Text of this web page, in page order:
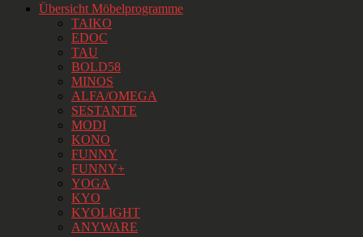
Übersicht Möbelprogramme
TAIKO
EDOC
TAU
BOLD58
MINOS
ALFA/OMEGA
SESTANTE
MODI
KONO
FUNNY
FUNNY+
YOGA
KYO
KYOLIGHT
ANYWARE